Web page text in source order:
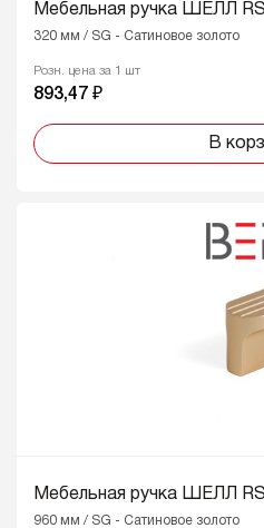
Мебельная ручка ШЕЛЛ
320 мм / SG - Сатиновое золото
Розн. цена за 1 шт
893,47 ₽
В
Мебельная ручка ШЕЛЛ
960 мм / SG - Сатиновое золото